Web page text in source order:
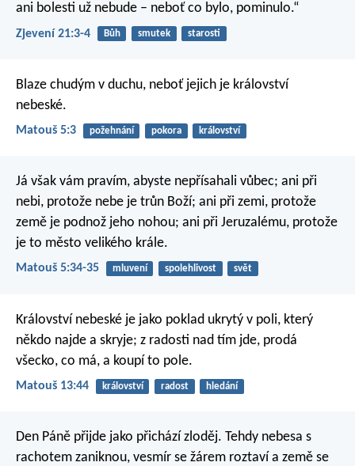
ani bolesti už nebude – neboť co bylo, pominulo.“
Zjevení 21:3-4 Bůh smutek starosti
Blaze chudým v duchu, neboť jejich je království
nebeské.
Matouš 5:3 požehnání pokora království
Já však vám pravím, abyste nepřísahali vůbec; ani při
nebi, protože nebe je trůn Boží; ani při zemi, protože
země je podnož jeho nohou; ani při Jeruzalému, protože
je to město velikého krále.
Matouš 5:34-35 mluvení spolehlivost svět
Království nebeské je jako poklad ukrytý v poli, který
někdo najde a skryje; z radosti nad tím jde, prodá
všecko, co má, a koupí to pole.
Matouš 13:44 království radost hledání
Den Páně přijde jako přichází zloděj. Tehdy nebesa s
rachotem zaniknou, vesmír se žárem roztaví a země se